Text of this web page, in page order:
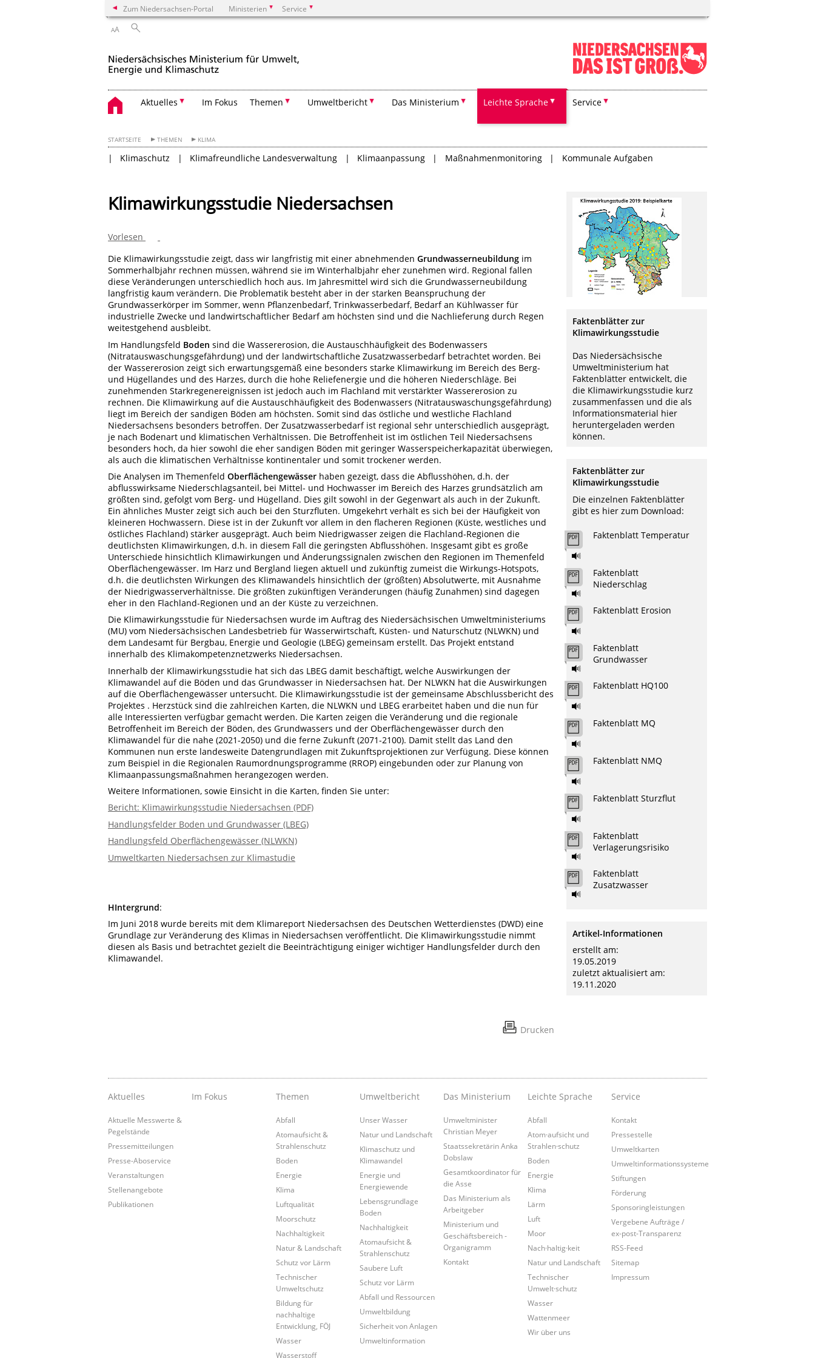
Zum Niedersachsen-Portal Ministerien Service
AA
Aktuelles Im Fokus Themen Umweltbericht Das Ministerium Leichte Sprache Service
STARTSEITE THEMEN KLIMA
Klimaschutz Klimafreundliche Landesverwaltung Klimaanpassung Maßnahmenmonitoring Kommunale Aufgaben
Klimawirkungsstudie Niedersachsen
Vorlesen
Die Klimawirkungsstudie zeigt, dass wir langfristig mit einer abnehmenden Grundwasserneubildung im
Sommerhalbjahr rechnen müssen, während sie im Winterhalbjahr eher zunehmen wird. Regional fallen
diese Veränderungen unterschiedlich hoch aus. Im Jahresmittel wird sich die Grundwasserneubildung
langfristig kaum verändern. Die Problematik besteht aber in der starken Beanspruchung der
Grundwasserkörper im Sommer, wenn Pflanzenbedarf, Trinkwasserbedarf, Bedarf an Kühlwasser für
industrielle Zwecke und landwirtschaftlicher Bedarf am höchsten sind und die Nachlieferung durch Regen
weitestgehend ausbleibt.
Im Handlungsfeld Boden sind die Wassererosion, die Austauschhäufigkeit des Bodenwassers
(Nitratauswaschungsgefährdung) und der landwirtschaftliche Zusatzwasserbedarf betrachtet worden. Bei
der Wassererosion zeigt sich erwartungsgemäß eine besonders starke Klimawirkung im Bereich des Berg-
und Hügellandes und des Harzes, durch die hohe Reliefenergie und die höheren Niederschläge. Bei
zunehmenden Starkregenereignissen ist jedoch auch im Flachland mit verstärkter Wassererosion zu
rechnen. Die Klimawirkung auf die Austauschhäufigkeit des Bodenwassers (Nitratauswaschungsgefährdung)
liegt im Bereich der sandigen Böden am höchsten. Somit sind das östliche und westliche Flachland
Niedersachsens besonders betroffen. Der Zusatzwasserbedarf ist regional sehr unterschiedlich ausgeprägt,
je nach Bodenart und klimatischen Verhältnissen. Die Betroffenheit ist im östlichen Teil Niedersachsens
besonders hoch, da hier sowohl die eher sandigen Böden mit geringer Wasserspeicherkapazität überwiegen,
als auch die klimatischen Verhältnisse kontinentaler und somit trockener werden.
Die Analysen im Themenfeld Oberflächengewässer haben gezeigt, dass die Abflusshöhen, d.h. der
abflusswirksame Niederschlagsanteil, bei Mittel- und Hochwasser im Bereich des Harzes grundsätzlich am
größten sind, gefolgt vom Berg- und Hügelland. Dies gilt sowohl in der Gegenwart als auch in der Zukunft.
Ein ähnliches Muster zeigt sich auch bei den Sturzfluten. Umgekehrt verhält es sich bei der Häufigkeit von
kleineren Hochwassern. Diese ist in der Zukunft vor allem in den flacheren Regionen (Küste, westliches und
östliches Flachland) stärker ausgeprägt. Auch beim Niedrigwasser zeigen die Flachland-Regionen die
deutlichsten Klimawirkungen, d.h. in diesem Fall die geringsten Abflusshöhen. Insgesamt gibt es große
Unterschiede hinsichtlich Klimawirkungen und Änderungssignalen zwischen den Regionen im Themenfeld
Oberflächengewässer. Im Harz und Bergland liegen aktuell und zukünftig zumeist die Wirkungs-Hotspots,
d.h. die deutlichsten Wirkungen des Klimawandels hinsichtlich der (größten) Absolutwerte, mit Ausnahme
der Niedrigwasserverhältnisse. Die größten zukünftigen Veränderungen (häufig Zunahmen) sind dagegen
eher in den Flachland-Regionen und an der Küste zu verzeichnen.
Die Klimawirkungsstudie für Niedersachsen wurde im Auftrag des Niedersächsischen Umweltministeriums
(MU) vom Niedersächsischen Landesbetrieb für Wasserwirtschaft, Küsten- und Naturschutz (NLWKN) und
dem Landesamt für Bergbau, Energie und Geologie (LBEG) gemeinsam erstellt. Das Projekt entstand
innerhalb des Klimakompetenznetzwerks Niedersachsen.
Innerhalb der Klimawirkungsstudie hat sich das LBEG damit beschäftigt, welche Auswirkungen der
Klimawandel auf die Böden und das Grundwasser in Niedersachsen hat. Der NLWKN hat die Auswirkungen
auf die Oberflächengewässer untersucht. Die Klimawirkungsstudie ist der gemeinsame Abschlussbericht des
Projektes . Herzstück sind die zahlreichen Karten, die NLWKN und LBEG erarbeitet haben und die nun für
alle Interessierten verfügbar gemacht werden. Die Karten zeigen die Veränderung und die regionale
Betroffenheit im Bereich der Böden, des Grundwassers und der Oberflächengewässer durch den
Klimawandel für die nahe (2021-2050) und die ferne Zukunft (2071-2100). Damit stellt das Land den
Kommunen nun erste landesweite Datengrundlagen mit Zukunftsprojektionen zur Verfügung. Diese können
zum Beispiel in die Regionalen Raumordnungsprogramme (RROP) eingebunden oder zur Planung von
Klimaanpassungsmaßnahmen herangezogen werden.
Weitere Informationen, sowie Einsicht in die Karten, finden Sie unter:
Bericht: Klimawirkungsstudie Niedersachsen (PDF)
Handlungsfelder Boden und Grundwasser (LBEG)
Handlungsfeld Oberflächengewässer (NLWKN)
Umweltkarten Niedersachsen zur Klimastudie
HIntergrund:
Im Juni 2018 wurde bereits mit dem Klimareport Niedersachsen des Deutschen Wetterdienstes (DWD) eine
Grundlage zur Veränderung des Klimas in Niedersachsen veröffentlicht. Die Klimawirkungsstudie nimmt
diesen als Basis und betrachtet gezielt die Beeinträchtigung einiger wichtiger Handlungsfelder durch den
Klimawandel.
Drucken
Faktenblätter zur
Klimawirkungsstudie
Das Niedersächsische
Umweltministerium hat
Faktenblätter entwickelt, die
die Klimawirkungsstudie kurz
zusammenfassen und die als
Informationsmaterial hier
heruntergeladen werden
können.
Faktenblätter zur
Klimawirkungsstudie
Die einzelnen Faktenblätter
gibt es hier zum Download:
Faktenblatt Temperatur
Faktenblatt
Niederschlag
Faktenblatt Erosion
Faktenblatt
Grundwasser
Faktenblatt HQ100
Faktenblatt MQ
Faktenblatt NMQ
Faktenblatt Sturzflut
Faktenblatt
Verlagerungsrisiko
Faktenblatt
Zusatzwasser
Artikel-Informationen
erstellt am:
19.05.2019
zuletzt aktualisiert am:
19.11.2020
Aktuelles
Aktuelle Messwerte &
Pegelstände
Pressemitteilungen
Presse-Aboservice
Veranstaltungen
Stellenangebote
Publikationen
Im Fokus Themen
Abfall
Atomaufsicht &
Strahlenschutz
Boden
Energie
Klima
Luftqualität
Moorschutz
Nachhaltigkeit
Natur & Landschaft
Schutz vor Lärm
Technischer
Umweltschutz
Bildung für
nachhaltige
Entwicklung, FÖJ
Wasser
Wasserstoff
Umweltbericht
Unser Wasser
Natur und Landschaft
Klimaschutz und
Klimawandel
Energie und
Energiewende
Lebensgrundlage
Boden
Nachhaltigkeit
Atomaufsicht &
Strahlenschutz
Saubere Luft
Schutz vor Lärm
Abfall und Ressourcen
Umweltbildung
Sicherheit von Anlagen
Umweltinformation
Das Ministerium
Umweltminister
Christian Meyer
Staatssekretärin Anka
Dobslaw
Gesamtkoordinator für
die Asse
Das Ministerium als
Arbeitgeber
Ministerium und
Geschäftsbereich -
Organigramm
Kontakt
Leichte Sprache
Abfall
Atom·aufsicht und
Strahlen·schutz
Boden
Energie
Klima
Lärm
Luft
Moor
Nach·haltig·keit
Natur und Landschaft
Technischer
Umwelt·schutz
Wasser
Wattenmeer
Wir über uns
Service
Kontakt
Pressestelle
Umweltkarten
Umweltinformationssysteme
Stiftungen
Förderung
Sponsoringleistungen
Vergebene Aufträge /
ex-post-Transparenz
RSS-Feed
Sitemap
Impressum